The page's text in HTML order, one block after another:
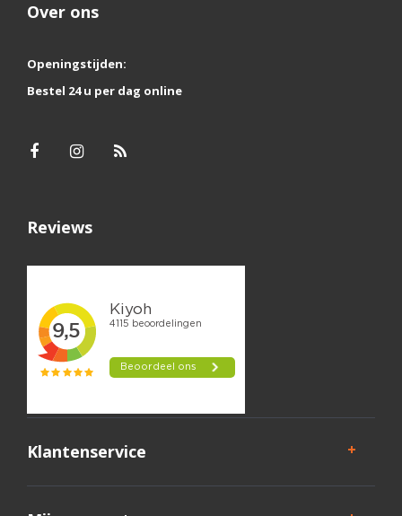
Over ons
Openingstijden:
Bestel 24 u per dag online
Reviews
Klantenservice